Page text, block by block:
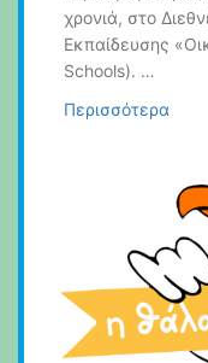
χρονιά, στο
Εκπαίδευσης
Schools). …
Περισσότερα